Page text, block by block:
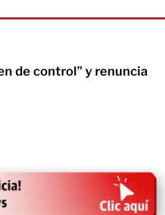
de control” y renuncia